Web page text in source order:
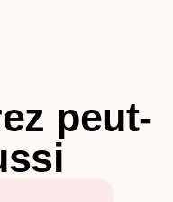
peut-